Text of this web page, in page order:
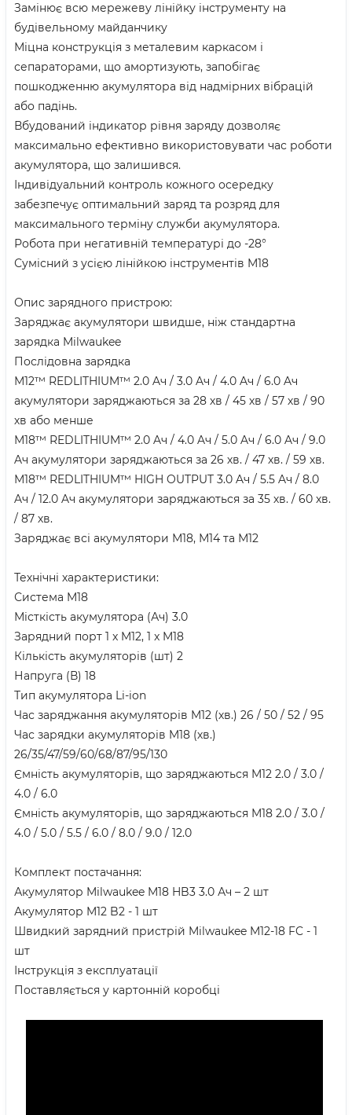
Замінює всю мережеву лінійку інструменту на
будівельному майданчику
Міцна конструкція з металевим каркасом і
сепараторами, що амортизують, запобігає
пошкодженню акумулятора від надмірних вібрацій
або падінь.
Вбудований індикатор рівня заряду дозволяє
максимально ефективно використовувати час роботи
акумулятора, що залишився.
Індивідуальний контроль кожного осередку
забезпечує оптимальний заряд та розряд для
максимального терміну служби акумулятора.
Робота при негативній температурі до -28°
Сумісний з усією лінійкою інструментів M18
Опис зарядного пристрою:
Заряджає акумулятори швидше, ніж стандартна
зарядка Milwaukee
Послідовна зарядка
М12™ REDLITHIUM™ 2.0 Aч / 3.0 Aч / 4.0 Aч / 6.0 Aч
акумулятори заряджаються за 28 хв / 45 хв / 57 хв / 90
хв або менше
М18™ REDLITHIUM™ 2.0 Aч / 4.0 Aч / 5.0 Aч / 6.0 Aч / 9.0
Aч акумулятори заряджаються за 26 хв. / 47 хв. / 59 хв.
М18™ REDLITHIUM™ HIGH OUTPUT 3.0 Aч / 5.5 Aч / 8.0
Aч / 12.0 Aч акумулятори заряджаються за 35 хв. / 60 хв.
/ 87 хв.
Заряджає всі акумулятори М18, М14 та М12
Технічні характеристики:
Система M18
Місткість акумулятора (Ач) 3.0
Зарядний порт 1 x M12, 1 x M18
Кількість акумуляторів (шт) 2
Напруга (В) 18
Тип акумулятора Li-ion
Час заряджання акумуляторів M12 (хв.) 26 / 50 / 52 / 95
Час зарядки акумуляторів M18 (хв.)
26/35/47/59/60/68/87/95/130
Ємність акумуляторів, що заряджаються M12 2.0 / 3.0 /
4.0 / 6.0
Ємність акумуляторів, що заряджаються M18 2.0 / 3.0 /
4.0 / 5.0 / 5.5 / 6.0 / 8.0 / 9.0 / 12.0
Комплект постачання:
Акумулятор Milwaukee M18 HB3 3.0 Ач – 2 шт
Акумулятор M12 B2 - 1 шт
Швидкий зарядний пристрій Milwaukee M12-18 FC - 1
шт
Інструкція з експлуатації
Поставляється у картонній коробці